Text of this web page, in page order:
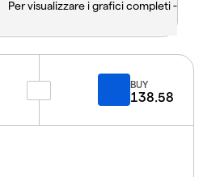
Per visualizzare i grafici completi -
BUY
138.58